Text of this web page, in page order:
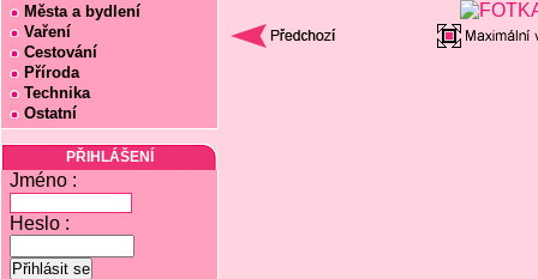
Města a bydlení
Vaření
Cestování
Příroda
Technika
Ostatní
PŘIHLÁŠENÍ
Jméno :
Heslo :